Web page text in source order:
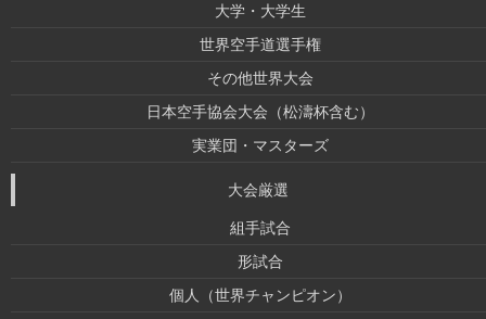
大学・大学生
世界空手道選手権
その他世界大会
日本空手協会大会（松濤杯含む）
実業団・マスターズ
大会厳選
組手試合
形試合
個人（世界チャンピオン）